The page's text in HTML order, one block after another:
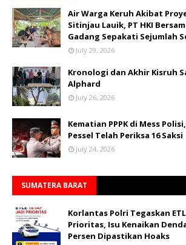
Air Warga Keruh Akibat
Sitinjau Lauik, PT HKI
Gadang Sepakati Sejumlah
July 29, 2026
Kronologi dan Akhir Kisruh
Alphard
July 26, 2026
Kematian PPPK di Mess
Pessel Telah Periksa 16 Saksi
July 24, 2026
SUMATERA BARAT
Korlantas Polri Tegaskan
Prioritas, Isu Kenaikan
Persen Dipastikan Hoaks